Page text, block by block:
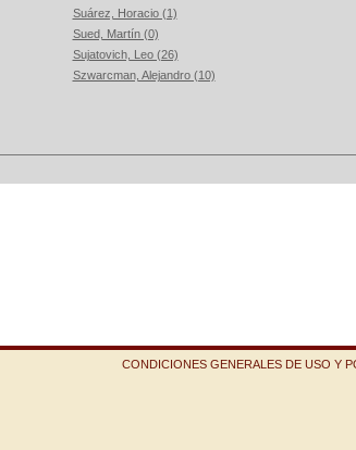
Suárez, Horacio (1)
Sued, Martín (0)
Sujatovich, Leo (26)
Szwarcman, Alejandro (10)
CONDICIONES GENERALES DE USO Y